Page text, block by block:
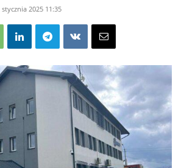
stycznia 2025 11:35